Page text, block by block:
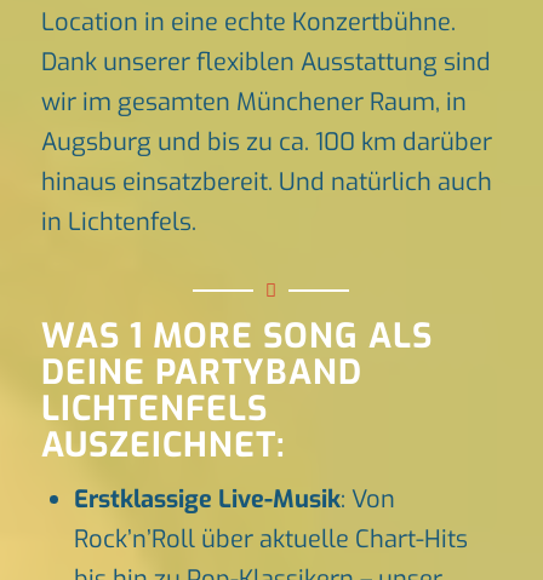
Location in eine echte Konzertbühne.
Dank unserer flexiblen Ausstattung sind
wir im gesamten Münchener Raum, in
Augsburg und bis zu ca. 100 km darüber
hinaus einsatzbereit. Und natürlich auch
in Lichtenfels.
WAS 1 MORE SONG ALS
DEINE PARTYBAND
LICHTENFELS
AUSZEICHNET:
Erstklassige Live-Musik: Von
Rock’n’Roll über aktuelle Chart-Hits